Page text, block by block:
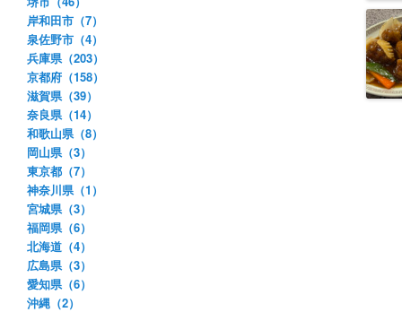
岸和田市（7）
泉佐野市（4）
兵庫県（203）
京都府（158）
滋賀県（39）
奈良県（14）
和歌山県（8）
岡山県（3）
東京都（7）
神奈川県（1）
宮城県（3）
福岡県（6）
北海道（4）
広島県（3）
愛知県（6）
沖縄（2）